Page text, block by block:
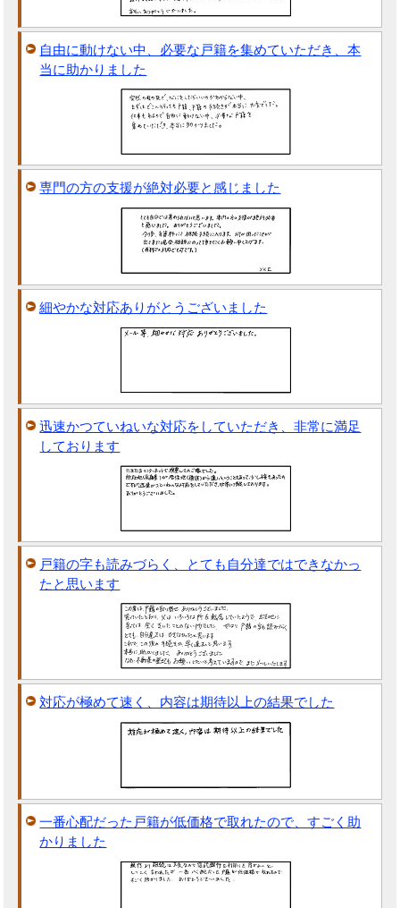
自由に動けない中、必要な戸籍を集めていただき、本
当に助かりました
専門の方の支援が絶対必要と感じました
細やかな対応ありがとうございました
迅速かつていねいな対応をしていただき、非常に満足
しております
戸籍の字も読みづらく、とても自分達ではできなかっ
たと思います
対応が極めて速く、内容は期待以上の結果でした
一番心配だった戸籍が低価格で取れたので、すごく助
かりました